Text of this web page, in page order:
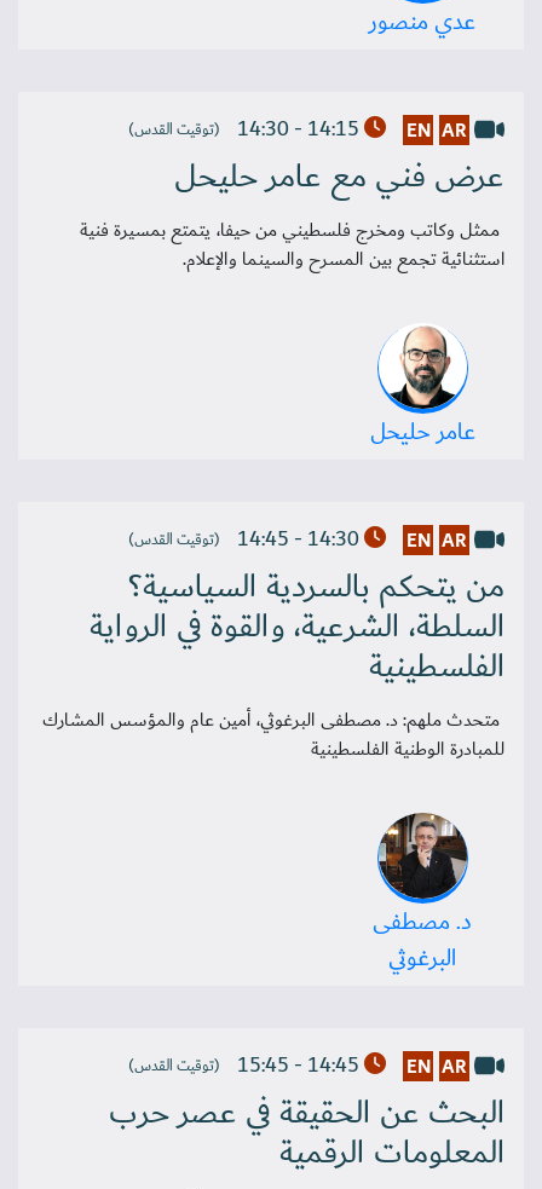
عدي منصور
AR
EN
14:15 - 14:30 (توقيت القدس)
عرض فني مع عامر حليحل
ممثل وكاتب ومخرج فلسطيني من حيفا، يتمتع بمسيرة فنية
استثنائية تجمع بين المسرح والسينما والإعلام.
عامر حليحل
AR
EN
14:30 - 14:45 (توقيت القدس)
من يتحكم بالسردية السياسية؟
السلطة، الشرعية، والقوة في الرواية
الفلسطينية
متحدث ملهم: د. مصطفى البرغوثي، أمين عام والمؤسس المشارك
للمبادرة الوطنية الفلسطينية
د. مصطفى
البرغوثي
AR
EN
14:45 - 15:45 (توقيت القدس)
البحث عن الحقيقة في عصر حرب
المعلومات الرقمية